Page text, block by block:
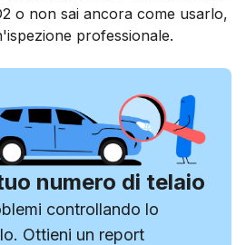
o non sai ancora come usarlo,
professionale.
numero di telaio
controllando lo
Ottieni un report